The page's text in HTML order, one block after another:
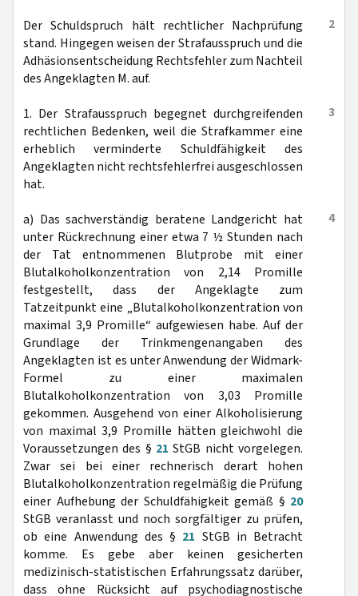
2
Der Schuldspruch hält rechtlicher Nachprüfung
stand. Hingegen weisen der Strafausspruch und die
Adhäsionsentscheidung Rechtsfehler zum Nachteil
des Angeklagten M. auf.
3
1. Der Strafausspruch begegnet durchgreifenden
rechtlichen Bedenken, weil die Strafkammer eine
erheblich verminderte Schuldfähigkeit des
Angeklagten nicht rechtsfehlerfrei ausgeschlossen
hat.
4
a) Das sachverständig beratene Landgericht hat
unter Rückrechnung einer etwa 7 ½ Stunden nach
der Tat entnommenen Blutprobe mit einer
Blutalkoholkonzentration von 2,14 Promille
festgestellt, dass der Angeklagte zum
Tatzeitpunkt eine „Blutalkoholkonzentration von
maximal 3,9 Promille“ aufgewiesen habe. Auf der
Grundlage der Trinkmengenangaben des
Angeklagten ist es unter Anwendung der Widmark-
Formel zu einer maximalen
Blutalkoholkonzentration von 3,03 Promille
gekommen. Ausgehend von einer Alkoholisierung
von maximal 3,9 Promille hätten gleichwohl die
Voraussetzungen des § 21 StGB nicht vorgelegen.
Zwar sei bei einer rechnerisch derart hohen
Blutalkoholkonzentration regelmäßig die Prüfung
einer Aufhebung der Schuldfähigkeit gemäß § 20
StGB veranlasst und noch sorgfältiger zu prüfen,
ob eine Anwendung des § 21 StGB in Betracht
komme. Es gebe aber keinen gesicherten
medizinisch-statistischen Erfahrungssatz darüber,
dass ohne Rücksicht auf psychodiagnostische